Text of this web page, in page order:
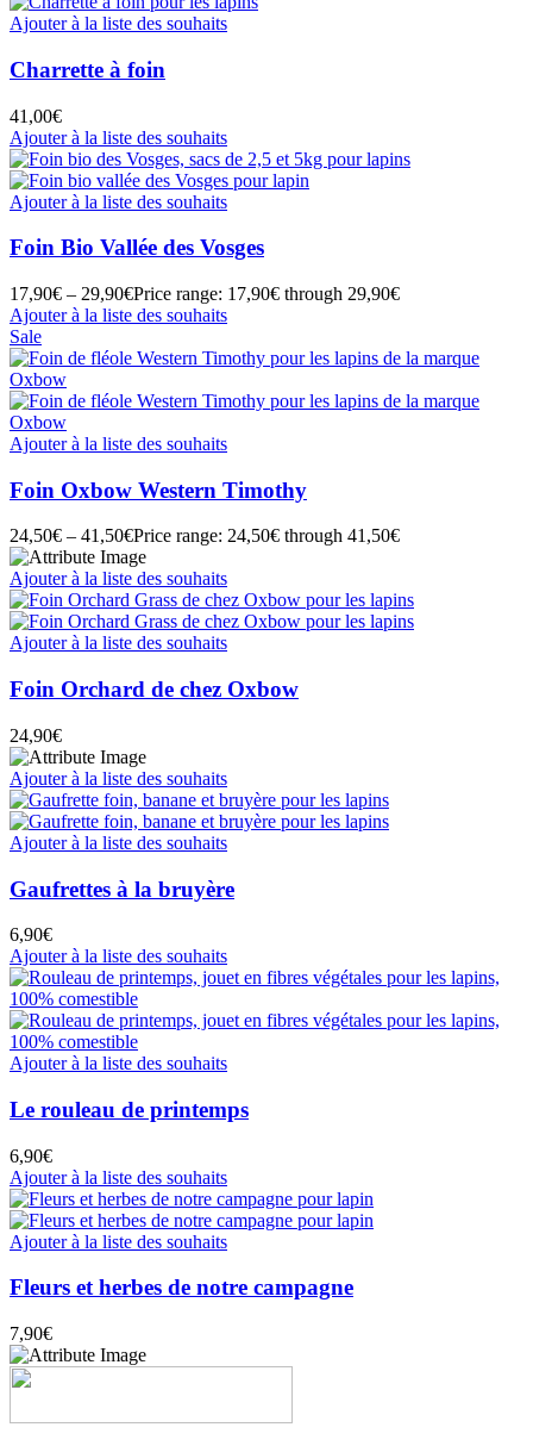
Ajouter à la liste des souhaits
Charrette à foin
41,00€
Ajouter à la liste des souhaits
Ajouter à la liste des souhaits
Foin Bio Vallée des Vosges
17,90€ – 29,90€Price range: 17,90€ through 29,90€
Ajouter à la liste des souhaits
Sale
Ajouter à la liste des souhaits
Foin Oxbow Western Timothy
24,50€ – 41,50€Price range: 24,50€ through 41,50€
Ajouter à la liste des souhaits
Ajouter à la liste des souhaits
Foin Orchard de chez Oxbow
24,90€
Ajouter à la liste des souhaits
Ajouter à la liste des souhaits
Gaufrettes à la bruyère
6,90€
Ajouter à la liste des souhaits
Ajouter à la liste des souhaits
Le rouleau de printemps
6,90€
Ajouter à la liste des souhaits
Ajouter à la liste des souhaits
Fleurs et herbes de notre campagne
7,90€